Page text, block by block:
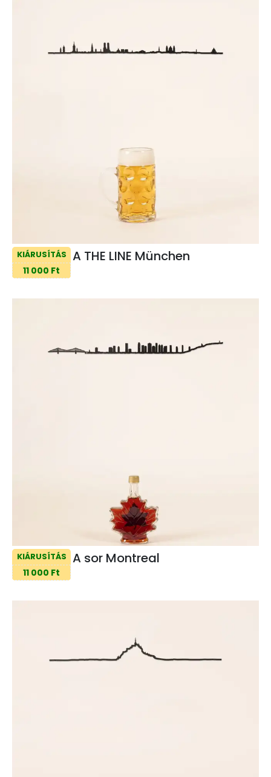
KIÁRUSÍTÁS
11 000 Ft
A THE LINE München
KIÁRUSÍTÁS
11 000 Ft
A sor Montreal